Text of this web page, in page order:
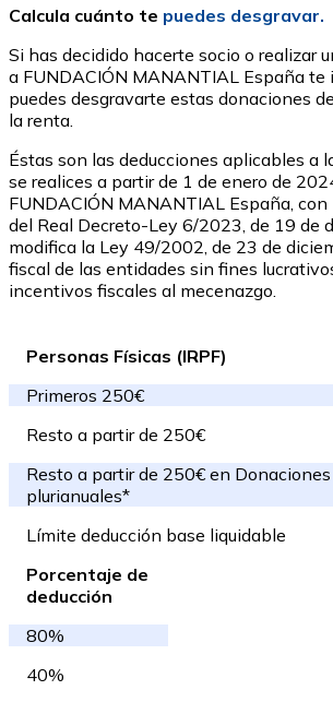
Calcula cuánto te puedes desgravar.
Si has decidido hacerte socio o realizar
a FUNDACIÓN MANANTIAL España te
puedes desgravarte estas donaciones
la renta.
Éstas son las deducciones aplicables a
se realices a partir de 1 de enero de
FUNDACIÓN MANANTIAL España,
del Real Decreto-Ley 6/2023, de 19 de
modifica la Ley 49/2002, de 23 de
fiscal de las entidades sin fines
incentivos fiscales al mecenazgo.
Personas Físicas (IRPF)
Primeros 250€
Resto a partir de 250€
Resto a partir de 250€ en Donaciones
plurianuales*
Límite deducción base liquidable
Porcentaje de
deducción
80%
40%